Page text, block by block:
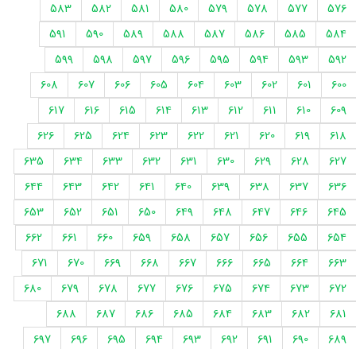
576
577
578
579
580
581
582
583
584
585
586
587
588
589
590
591
592
593
594
595
596
597
598
599
600
601
602
603
604
605
606
607
608
609
610
611
612
613
614
615
616
617
618
619
620
621
622
623
624
625
626
627
628
629
630
631
632
633
634
635
636
637
638
639
640
641
642
643
644
645
646
647
648
649
650
651
652
653
654
655
656
657
658
659
660
661
662
663
664
665
666
667
668
669
670
671
672
673
674
675
676
677
678
679
680
681
682
683
684
685
686
687
688
689
690
691
692
693
694
695
696
697